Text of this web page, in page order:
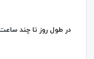
در طول روز تا چند